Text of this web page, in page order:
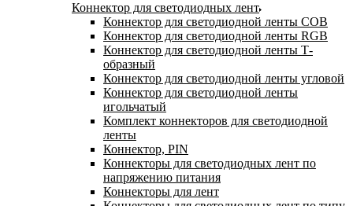
Коннектор для светодиодных лент
Коннектор для светодиодной ленты COB
Коннектор для светодиодной ленты RGB
Коннектор для светодиодной ленты Т-
образный
Коннектор для светодиодной ленты угловой
Коннектор для светодиодной ленты
игольчатый
Комплект коннекторов для светодиодной
ленты
Коннектор, PIN
Коннекторы для светодиодных лент по
напряжению питания
Коннекторы для лент